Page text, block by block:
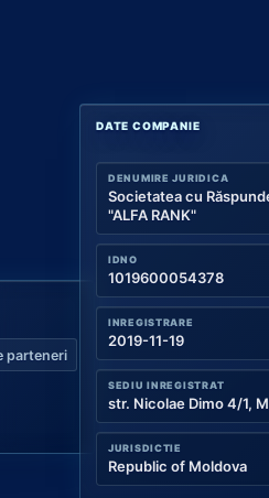
parteneri
DATE COMPANIE
DENUMIRE JURIDICA
Societatea cu
"ALFA RANK"
IDNO
1019600054378
INREGISTRARE
2019-11-19
SEDIU INREGISTRAT
str. Nicolae Dimo 4/1,
JURISDICTIE
Republic of Moldova